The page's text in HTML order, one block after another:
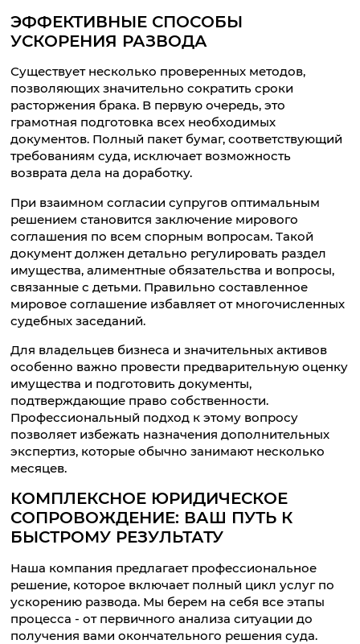
ЭФФЕКТИВНЫЕ СПОСОБЫ
УСКОРЕНИЯ РАЗВОДА
Существует несколько проверенных методов,
позволяющих значительно сократить сроки
расторжения брака. В первую очередь, это
грамотная подготовка всех необходимых
документов. Полный пакет бумаг, соответствующий
требованиям суда, исключает возможность
возврата дела на доработку.
При взаимном согласии супругов оптимальным
решением становится заключение мирового
соглашения по всем спорным вопросам. Такой
документ должен детально регулировать раздел
имущества, алиментные обязательства и вопросы,
связанные с детьми. Правильно составленное
мировое соглашение избавляет от многочисленных
судебных заседаний.
Для владельцев бизнеса и значительных активов
особенно важно провести предварительную оценку
имущества и подготовить документы,
подтверждающие право собственности.
Профессиональный подход к этому вопросу
позволяет избежать назначения дополнительных
экспертиз, которые обычно занимают несколько
месяцев.
КОМПЛЕКСНОЕ ЮРИДИЧЕСКОЕ
СОПРОВОЖДЕНИЕ: ВАШ ПУТЬ К
БЫСТРОМУ РЕЗУЛЬТАТУ
Наша компания предлагает профессиональное
решение, которое включает полный цикл услуг по
ускорению развода. Мы берем на себя все этапы
процесса - от первичного анализа ситуации до
получения вами окончательного решения суда.